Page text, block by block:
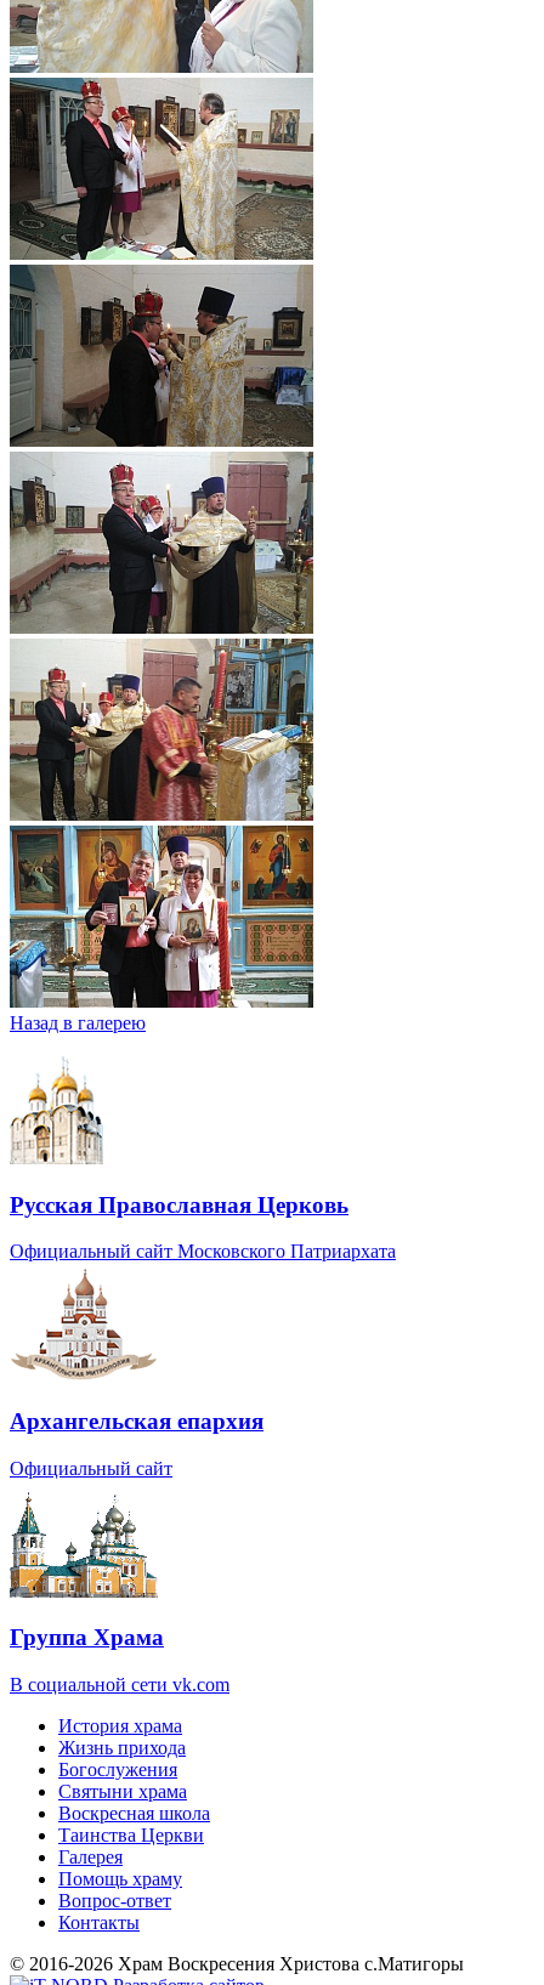
Назад в галерею
Русская Православная Церковь
Официальный сайт Московского Патриархата
Архангельская епархия
Официальный сайт
Группа Храма
В социальной сети vk.com
История храма
Жизнь прихода
Богослужения
Святыни храма
Воскресная школа
Таинства Церкви
Галерея
Помощь храму
Вопрос-ответ
Контакты
© 2016-2026 Храм Воскресения Христова с.Матигоры